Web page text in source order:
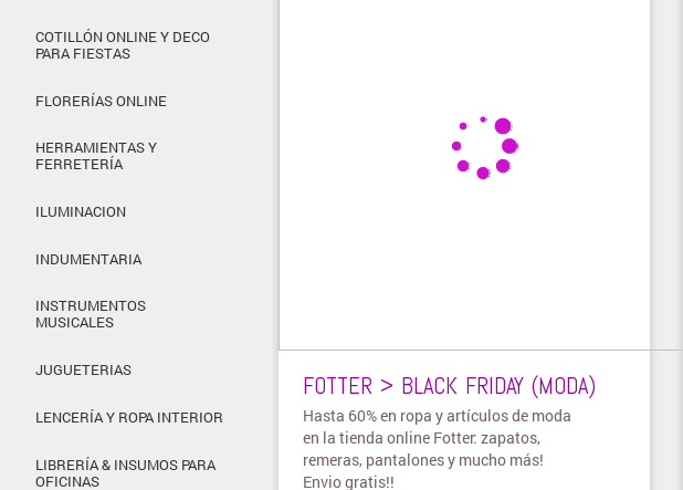
COTILLÓN ONLINE Y DECO
PARA FIESTAS
FLORERÍAS ONLINE
HERRAMIENTAS Y
FERRETERÍA
ILUMINACION
INDUMENTARIA
INSTRUMENTOS
MUSICALES
JUGUETERIAS
LENCERÍA Y ROPA INTERIOR
LIBRERÍA & INSUMOS PARA
OFICINAS
FOTTER > BLACK FRIDAY (MODA)
Hasta 60% en ropa y artículos de moda
en la tienda online Fotter: zapatos,
remeras, pantalones y mucho más!
Envio gratis!!